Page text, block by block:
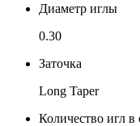
Диаметр иглы
0.30
Заточка
Long Taper
Количество игл в